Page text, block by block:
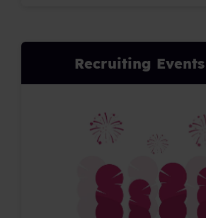
Recruiting Events